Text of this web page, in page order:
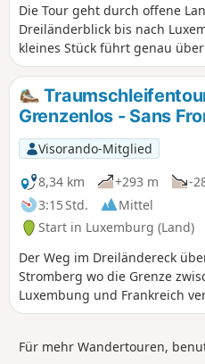
Die Tour geht durch offene
Dreiländerblick bis nach
kleines Stück führt genau
Deutschland und Frankreich,
Fuß in Deutschland und mit
wandert. Die Landschaft
dem rebenbewachsenen
weiten Felder des Saargaus.
Grenzenlos - Sans
Visorando-Mitglied
8,34 km
+293 m
-
3:15 Std.
Mittel
Start in Luxemburg (Land)
Der Weg im Dreiländereck
Stromberg wo die Grenze
Luxembung und Frankreich
bietet traumhafte Ausblicke
Deutschland. Hier können
Für mehr Wandertouren,